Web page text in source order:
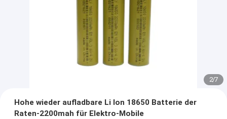
2/7
Hohe wieder aufladbare Li Ion 18650 Batterie der
Raten-2200mah für Elektro-Mobile